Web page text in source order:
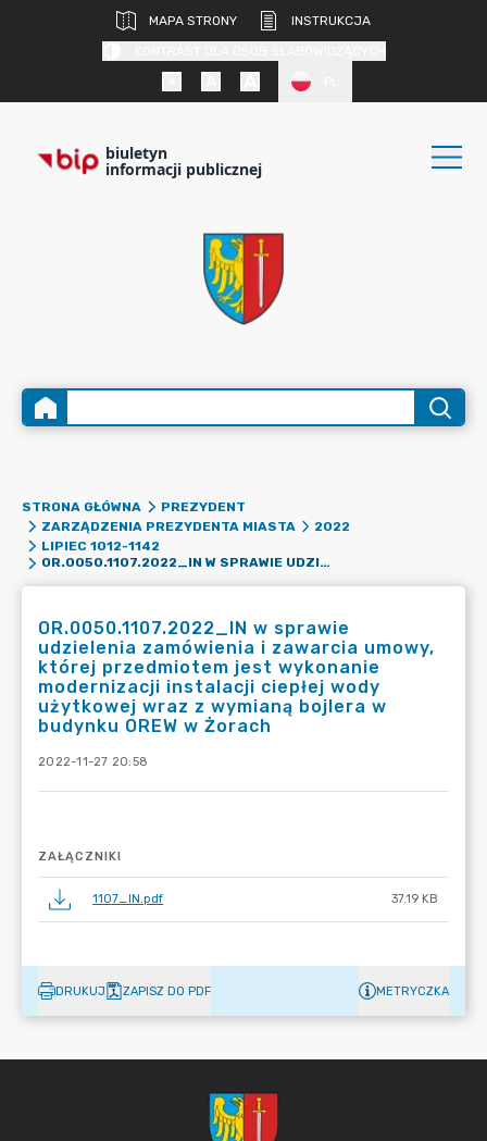
MAPA STRONY
INSTRUKCJA
biuletyn
informacji publicznej
STRONA GŁÓWNA
PREZYDENT
ZARZĄDZENIA PREZYDENTA MIASTA
2022
LIPIEC 1012-1142
OR.0050.1107.2022_IN W SPRAWIE UDZIELENIA ZAMÓWIENIA I ZAWARCIA UMOWY, KTÓREJ PRZEDMIOTEM JEST WYKONANIE MODERNIZACJI INSTALACJI CIEPŁEJ WODY UŻYTKOWEJ WRAZ Z WYMIANĄ BOJLERA W BUDYNKU OREW W ŻORACH
OR.0050.1107.2022_IN w sprawie
udzielenia zamówienia i zawarcia umowy,
której przedmiotem jest wykonanie
modernizacji instalacji ciepłej wody
użytkowej wraz z wymianą bojlera w
budynku OREW w Żorach
2022-11-27 20:58
ZAŁĄCZNIKI
1107_IN.pdf 37.19 KB
DRUKUJ ZAPISZ DO PDF METRYCZKA